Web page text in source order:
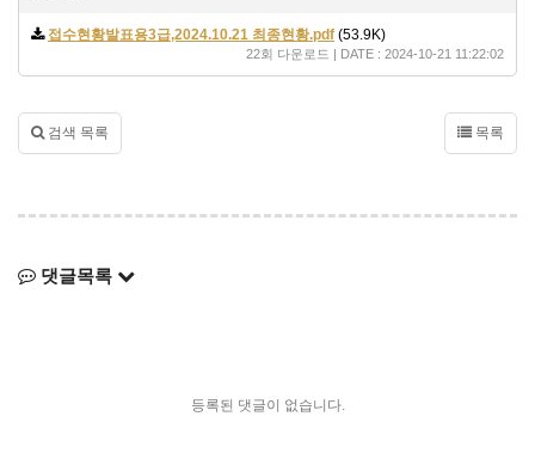
접수현황발표용3급,2024.10.21 최종현황.pdf (53.9K)
22회 다운로드 | DATE : 2024-10-21 11:22:02
검색 목록 목록
댓글목록
등록된 댓글이 없습니다.